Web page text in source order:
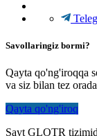
Savollaringiz bormi?
Qayta qo'ng'iroqqa
va siz bilan tez
Qayta qo'ng'iroq
Sayt GLOTR